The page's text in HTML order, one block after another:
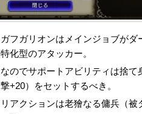
ガフガリオンはメインジョブが
特化型のアタッカー。
なのでサポートアビリティは捨
撃+20）をセットするべき。
リアクションは老獪なる傭兵（